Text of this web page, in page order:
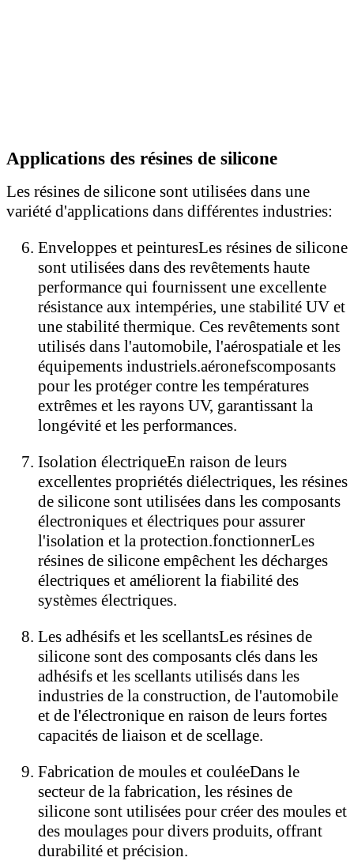
Applications des résines de silicone
Les résines de silicone sont utilisées dans une
variété d'applications dans différentes industries:
Enveloppes et peinturesLes résines de silicone
sont utilisées dans des revêtements haute
performance qui fournissent une excellente
résistance aux intempéries, une stabilité UV et
une stabilité thermique. Ces revêtements sont
utilisés dans l'automobile, l'aérospatiale et les
équipements industriels.aéronefscomposants
pour les protéger contre les températures
extrêmes et les rayons UV, garantissant la
longévité et les performances.
Isolation électriqueEn raison de leurs
excellentes propriétés diélectriques, les résines
de silicone sont utilisées dans les composants
électroniques et électriques pour assurer
l'isolation et la protection.fonctionnerLes
résines de silicone empêchent les décharges
électriques et améliorent la fiabilité des
systèmes électriques.
Les adhésifs et les scellantsLes résines de
silicone sont des composants clés dans les
adhésifs et les scellants utilisés dans les
industries de la construction, de l'automobile
et de l'électronique en raison de leurs fortes
capacités de liaison et de scellage.
Fabrication de moules et couléeDans le
secteur de la fabrication, les résines de
silicone sont utilisées pour créer des moules et
des moulages pour divers produits, offrant
durabilité et précision.